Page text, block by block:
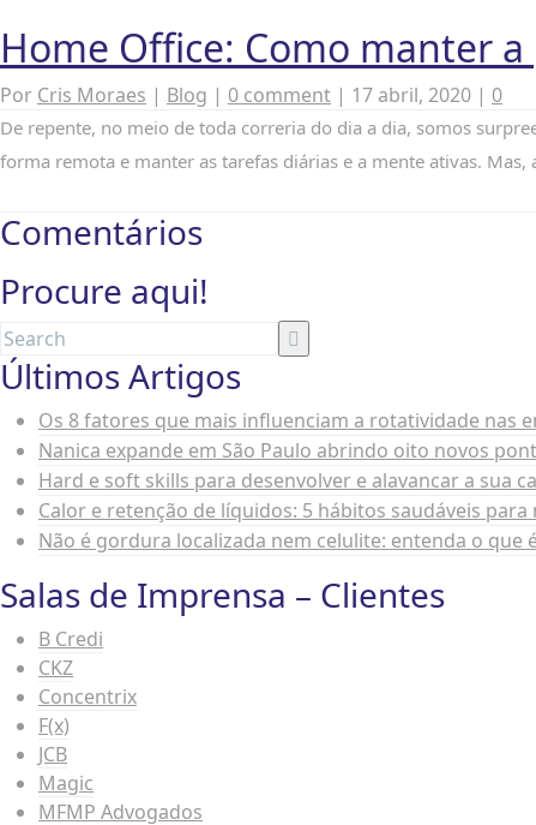
Home Office: Como manter
Por Cris Moraes | Blog | 0 comment | 17 abril, 2020 | 0
De repente, no meio de toda correria do dia a dia, somos
forma remota e manter as tarefas diárias e a mente ativas.
Comentários
Procure aqui!
Últimos Artigos
Os 8 fatores que mais influenciam a rotatividade nas
Nanica expande em São Paulo abrindo oito novos
Hard e soft skills para desenvolver e alavancar a sua
Calor e retenção de líquidos: 5 hábitos saudáveis
Não é gordura localizada nem celulite: entenda o que
Salas de Imprensa – Clientes
B Credi
CKZ
Concentrix
F(x)
JCB
Magic
MFMP Advogados